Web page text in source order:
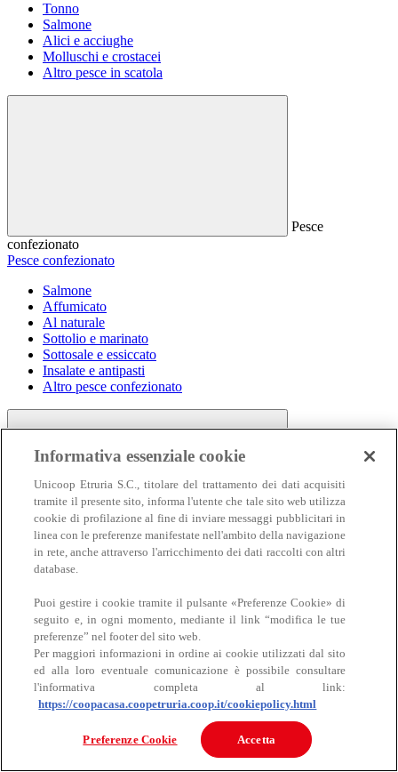
Tonno
Salmone
Alici e acciughe
Molluschi e crostacei
Altro pesce in scatola
Pesce
confezionato
Pesce confezionato
Salmone
Affumicato
Al naturale
Sottolio e marinato
Sottosale e essiccato
Insalate e antipasti
Altro pesce confezionato
Carne
Carne
Bovino
Informativa essenziale cookie
Unicoop Etruria S.C., titolare del trattamento dei dati acquisiti
tramite il presente sito, informa l'utente che tale sito web utilizza
cookie di profilazione al fine di inviare messaggi pubblicitari in
linea con le preferenze manifestate nell'ambito della navigazione
in rete, anche attraverso l'arricchimento dei dati raccolti con altri
database.
Puoi gestire i cookie tramite il pulsante «Preferenze Cookie» di
seguito e, in ogni momento, mediante il link “modifica le tue
preferenze” nel footer del sito web.
Per maggiori informazioni in ordine ai cookie utilizzati dal sito
ed alla loro eventuale comunicazione è possibile consultare
l'informativa completa al link:
https://coopacasa.coopetruria.coop.it/cookiepolicy.html
Preferenze Cookie Accetta